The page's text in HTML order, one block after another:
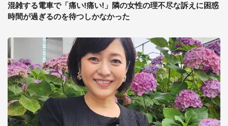
混雑する電車で「痛い!痛い!」隣の女性の理不尽な訴えに困惑
時間が過ぎるのを待つしかなかった